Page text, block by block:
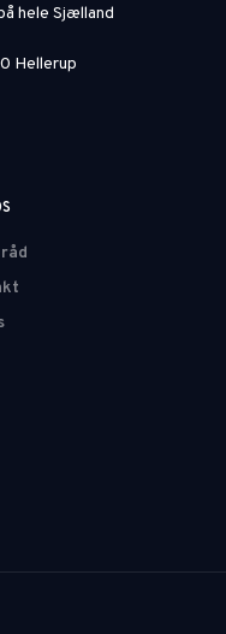
hele Sjælland
Hellerup